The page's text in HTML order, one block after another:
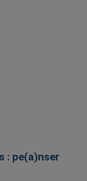
: pe(a)nser